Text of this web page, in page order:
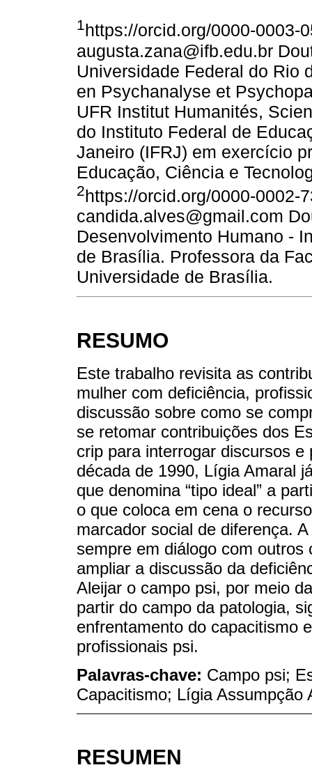
1https://orcid.org/0000-0003-
augusta.zana@ifb.edu.br
Universidade Federal do Rio
en Psychanalyse et
UFR Institut Humanités,
do Instituto Federal de
Janeiro (IFRJ) em exercício
Educação, Ciência e
2https://orcid.org/0000-0002-
candida.alves@gmail.com
Desenvolvimento Humano -
de Brasília. Professora da
Universidade de Brasília.
RESUMO
Este trabalho revisita as
mulher com deficiência,
discussão sobre como se
se retomar contribuições dos
crip para interrogar discursos
década de 1990, Lígia Amaral
que denomina “tipo ideal” a
o que coloca em cena o
marcador social de diferença.
sempre em diálogo com
ampliar a discussão da
Aleijar o campo psi, por meio
partir do campo da patologia,
enfrentamento do capacitismo
profissionais psi.
Palavras-chave: Campo psi;
Capacitismo; Lígia Assumpção
RESUMEN